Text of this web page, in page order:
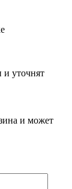
и уточнят
и может